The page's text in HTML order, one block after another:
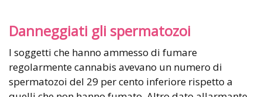
Danneggiati gli spermatozoi
I soggetti che hanno ammesso di fumare
regolarmente cannabis avevano un numero di
spermatozoi del 29 per cento inferiore rispetto a